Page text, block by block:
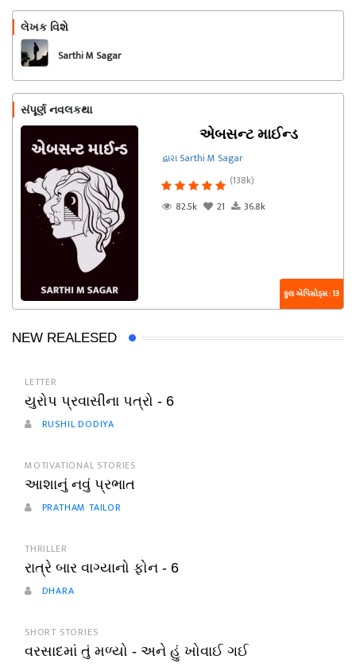
લેખક વિશે
Sarthi M Sagar
સંપૂર્ણ નવલકથા
એબસન્ટ માઈન્ડ
દ્વારા Sarthi M Sagar
(138k)
82.5k
21 36.8k
કુલ એપિસોડ્સ : 13
NEW REALESED
LETTER
યુરોપ પ્રવાસીના પત્રો - 6
RUSHIL DODIYA
MOTIVATIONAL STORIES
આશાનું નવું પ્રભાત
PRATHAM TAILOR
THRILLER
રાત્રે બાર વાગ્યાનો ફોન - 6
DHARA
SHORT STORIES
વરસાદમાં તું મળ્યો - અને હું ખોવાઈ ગઈ